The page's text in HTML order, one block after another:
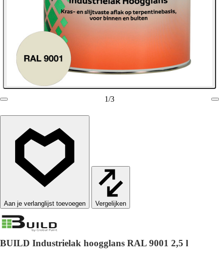
1/3
Vergelijken
BUILD Industrielak hoogglans RAL 9001 2,5 l